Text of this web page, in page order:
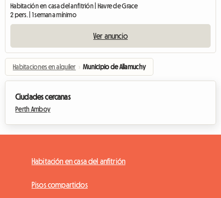
Habitación en casa del anfitrión | Havre de Grace
2 pers. | 1 semana mínimo
Ver anuncio
Habitaciones en alquiler › Municipio de Allamuchy
Ciudades cercanas
Perth Amboy
Habitación en casa del anfitrión
Pisos compartidos